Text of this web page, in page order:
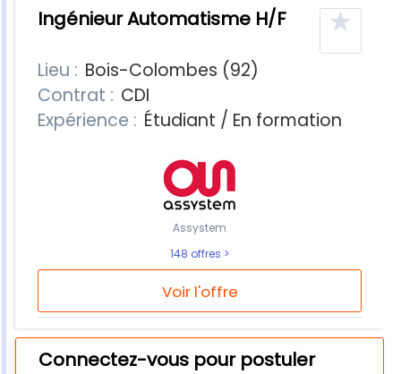
Ingénieur Automatisme H/F ★
Lieu : Bois-Colombes (92)
Contrat : CDI
Expérience : Étudiant / En formation
Voir l'offre
Assystem
148 offres
Connectez-vous pour postuler